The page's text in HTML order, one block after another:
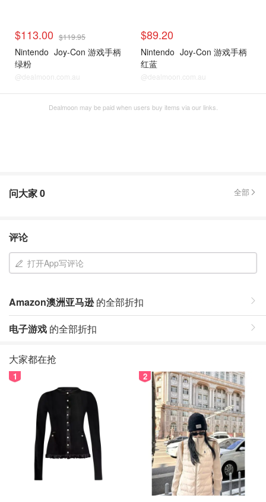
$113.00 $119.95
Nintendo Joy-Con 游戏手柄
绿粉
@dealmoon.com.au
$89.20
Nintendo Joy-Con 游戏手柄
红蓝
@dealmoon.com.au
Dealmoon may be paid when users buy items via our links.
问大家0 全部
评论
打开App写评论
Amazon澳洲亚马逊的全部折扣
电子游戏 的全部折扣
大家都在抢
1 2